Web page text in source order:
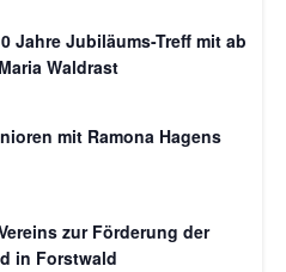
Jahre Jubiläums-Treff mit ab
Waldrast
mit Ramona Hagens
zur Förderung der
in Forstwald